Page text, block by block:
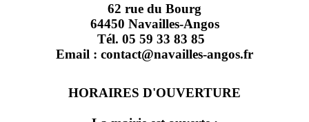
62 rue du Bourg
64450 Navailles-Angos
Tél. 05 59 33 83 85
Email : contact@navailles-angos.fr
HORAIRES D'OUVERTURE